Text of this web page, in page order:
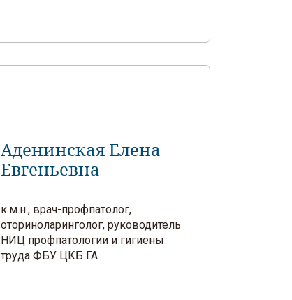
Аденинская Елена
Евгеньевна
к.м.н., врач-профпатолог,
оториноларинголог, руководитель
НИЦ профпатологии и гигиены
труда ФБУ ЦКБ ГА